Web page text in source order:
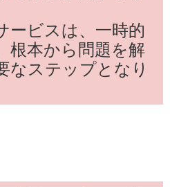
ービスは、一時的
根本から問題を解
なステップとなり